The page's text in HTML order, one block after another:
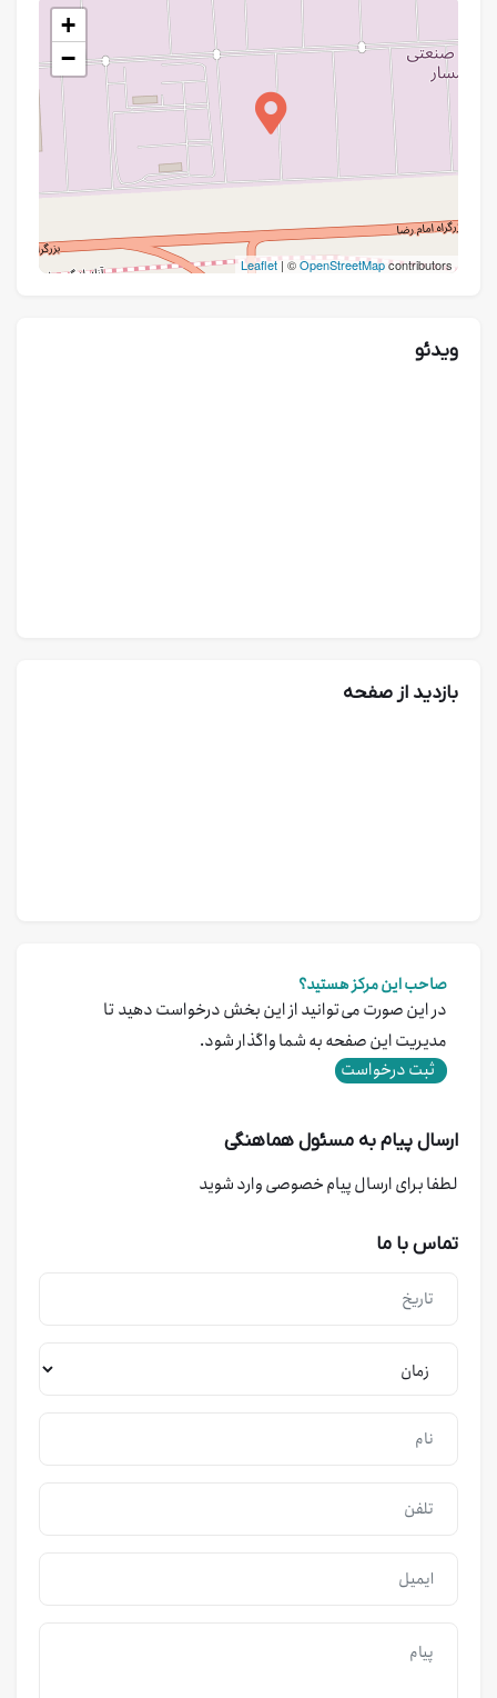
+
−
Leaflet| ©OpenStreetMapcontributors
ویدئو
بازدید از صفحه
صاحب این مرکز هستید؟
در این صورت می‌توانید از این بخش درخواست دهید تا
مدیریت این صفحه به شما واگذار شود.
ثبت درخواست
ارسال پیام به مسئول هماهنگی
لطفا برای ارسال پیام خصوصی وارد شوید
تماس با ما